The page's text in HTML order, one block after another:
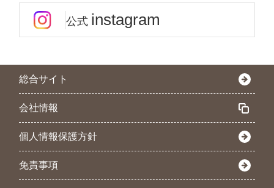
公式 instagram
総合サイト
会社情報
個人情報保護方針
免責事項